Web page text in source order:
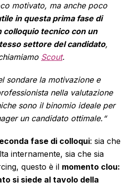
motivato, ma anche poco
in questa prima fase di
tecnico con un
settore del candidato,
Scout.
sondare la motivazione e
nella valutazione
sono il binomio ideale per
un candidato ottimale.“
fase di colloqui: sia che
internamente, sia che sia
questo è il momento clou:
si siede al tavolo della